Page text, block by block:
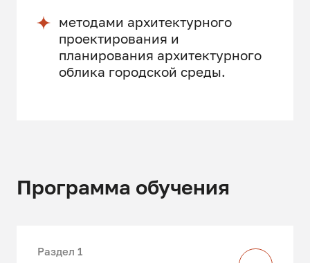
методами архитектурного
проектирования и
планирования архитектурного
облика городской среды.
Программа обучения
Раздел 1